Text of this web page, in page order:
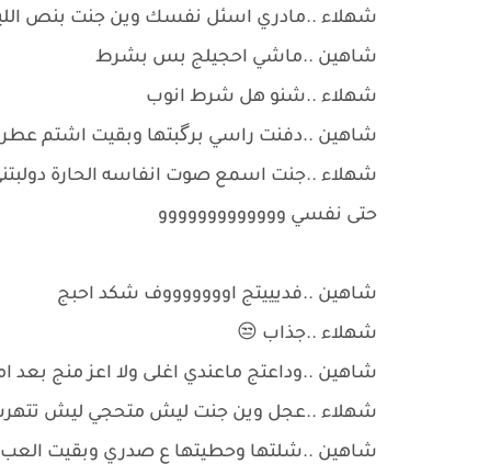
شهلاء ..مادري اسئل نفسك وين جنت بنص
شاهين ..ماشي احجيلج بس بشرط
شهلاء ..شنو هل شرط انوب
شاهين ..دفنت راسي برگبتها وبقيت اشتم
شهلاء ..جنت اسمع صوت انفاسه الحارة
حتى نفسي ووووووووووووو
شاهين ..فديييتج اوووووووف شكد احبج
شهلاء ..جذاب 😒
شاهين ..وداعتج ماعندي اغلى ولا اعز منج بعد
شهلاء ..عجل وين جنت ليش متحجي ليش
شاهين ..شلتها وحطيتها ع صدري وبقيت